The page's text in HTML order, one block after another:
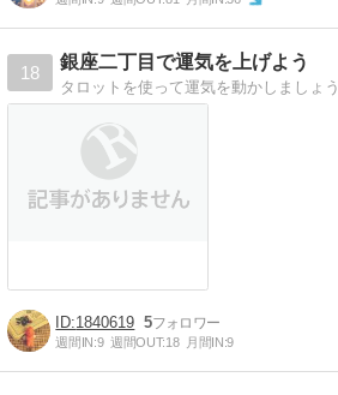
18
銀座二丁目で運気を上げよう
タロットを使って運気を動かしましょう
1840619 5
週間IN:9 週間OUT:18 月間IN:9